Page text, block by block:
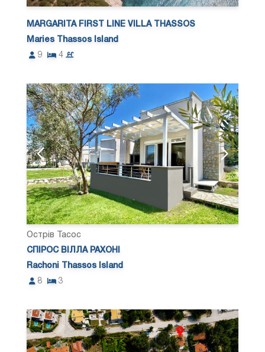
MARGARITA FIRST LINE VILLA THASSOS
Maries Thassos Island
9
4
Острів Тасос
СПІРОС ВІЛЛА РАХОНІ
Rachoni Thassos Island
8
3